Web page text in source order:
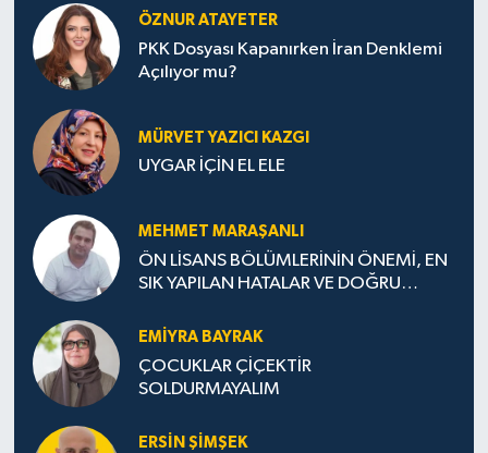
ÖZNUR ATAYETER
PKK Dosyası Kapanırken İran Denklemi
Açılıyor mu?
MÜRVET YAZICI KAZGI
UYGAR İÇİN EL ELE
MEHMET MARAŞANLI
ÖN LİSANS BÖLÜMLERİNİN ÖNEMİ, EN
SIK YAPILAN HATALAR VE DOĞRU
EMIYRA BAYRAK
ÇOCUKLAR ÇİÇEKTİR
SOLDURMAYALIM
ERSIN ŞIMŞEK